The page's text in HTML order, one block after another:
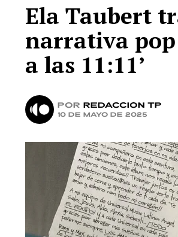
Ela Taubert
narrativa pop
a las 11:11’
por Redacción TP
10 de mayo de 2025